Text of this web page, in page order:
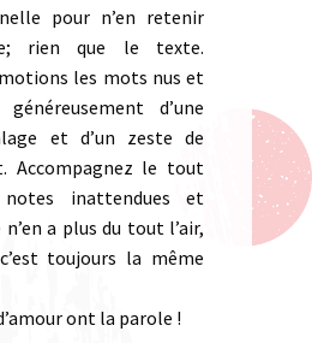
pour n’en retenir
rien que le texte.
les mots nus et
d’une
et d’un zeste de
Accompagnez le tout
notes inattendues et
a plus du tout l’air,
toujours la même
ont la parole !